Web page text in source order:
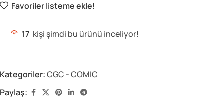
Favoriler listeme ekle!
17 kişi şimdi bu ürünü inceliyor!
Kategoriler:CGC - COMIC
Paylaş: